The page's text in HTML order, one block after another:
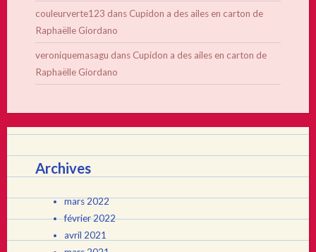
couleurverte123 dans Cupidon a des ailes en carton de
Raphaëlle Giordano
veroniquemasagu dans Cupidon a des ailes en carton de
Raphaëlle Giordano
Archives
mars 2022
février 2022
avril 2021